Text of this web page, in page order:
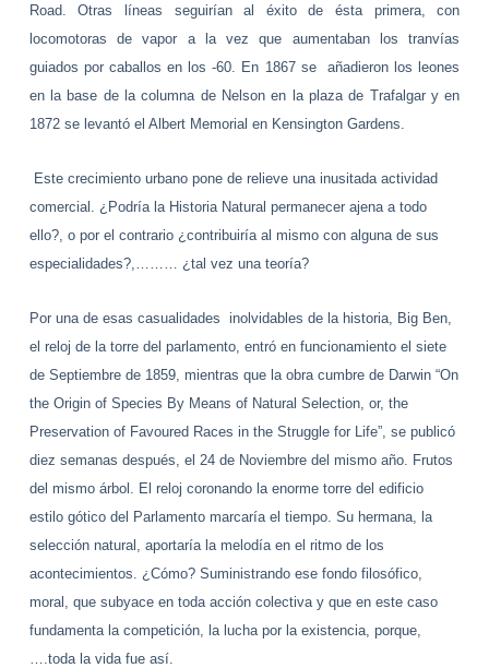
Road. Otras líneas seguirían al éxito de ésta primera, con
locomotoras de vapor a la vez que aumentaban los tranvías
guiados por caballos en los -60. En 1867 se añadieron los leones
en la base de la columna de Nelsonen la plaza de Trafalgary en
1872 se levantó el Albert Memorial en Kensington Gardens.
Este crecimiento urbano pone de relieve una inusitada actividad
comercial. ¿Podría la Historia Natural permanecer ajena a todo
ello?, o por el contrario ¿contribuiría al mismo con alguna de sus
especialidades?,……… ¿tal vez una teoría?
Por una de esas casualidades inolvidables de la historia, Big Ben,
el reloj de la torre del parlamento, entró en funcionamiento el siete
de Septiembre de 1859, mientras que la obra cumbre de Darwin “On
the Origin of Species By Means of Natural Selection, or, the
Preservation of Favoured Races in the Struggle for Life”, se publicó
diez semanas después, el 24 de Noviembre del mismo año. Frutos
del mismo árbol. El reloj coronando la enorme torre del edificio
estilo gótico del Parlamento marcaría el tiempo. Su hermana, la
selección natural, aportaría la melodía en el ritmo de los
acontecimientos. ¿Cómo? Suministrando ese fondo filosófico,
moral, que subyace en toda acción colectiva y que en este caso
fundamenta la competición, la lucha por la existencia, porque,
….toda la vida fue así.